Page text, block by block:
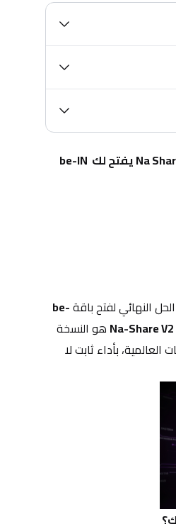
"يا مالك Sunplus.. الملعب كله في رسيفرك! Na Share V2 Premium يفتح لك be-IN
النهائي لفتح باقة be-
Na-Share